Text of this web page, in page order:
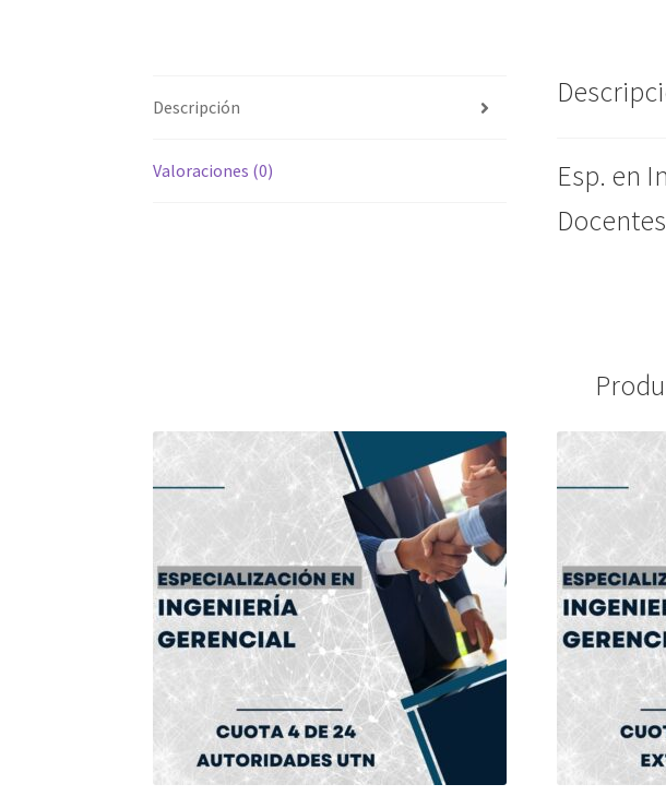
-
Descripción
Valoraciones (0)
Esp. en